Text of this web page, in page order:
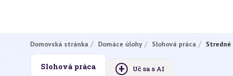
Domovská stránka Domáce úlohy Slohová práca Stredné
Slohová práca + Uč sa s AI